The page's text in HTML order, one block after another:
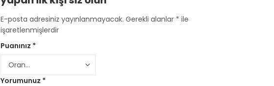
E-posta adresiniz yayınlanmayacak. Gerekli alanlar * ile
işaretlenmişlerdir
Puanınız *
Yorumunuz *